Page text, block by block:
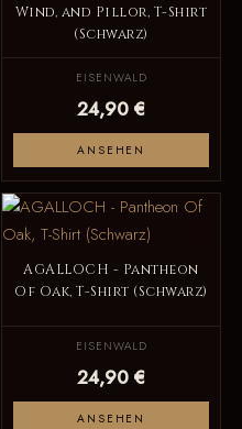
Wind, and Pillor, T-Shirt
(Schwarz)
EISENWALD
24,90 €
ANSEHEN
AGALLOCH - Pantheon
Of Oak, T-Shirt (Schwarz)
EISENWALD
24,90 €
ANSEHEN